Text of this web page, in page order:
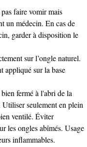
rapides
à moyennes
d'architecture
limage
l'adorent ?
KRISTY DEIANU offre la
pour les clientes ayant
ou sollicités au quotidien,
une application rapide et
permet de travailler
à la fois sans perte de
en fait un allié précieux
faire vomir mais
un médecin. En cas de
garder à disposition le
sur l’ongle naturel.
appliqué sur la base
fermé à l'abri de la
seulement en plein
ventilé. Éviter
les ongles abîmés. Usage
inflammables.